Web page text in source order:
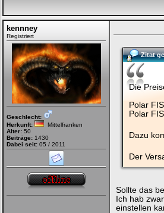
kennney
Registriert
Geschlecht:
Herkunft:
Mittelfranken
Alter: 50
Beiträge: 1430
Dabei seit: 05 / 2011
Zitat
Die
Polar
Polar
Dazu
Der
Sollte das
Ich hab
einstellen